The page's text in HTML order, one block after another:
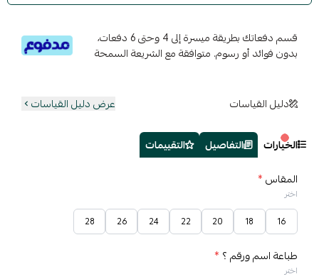
قسم دفعاتك بطريقة ميسرة إلى 4 وحتى 6 دفعات،
بدون فوائد أو رسوم. متوافقة مع الشريعة السمحة
دليل القياسات عرض دليل القياسات
الخيارات التفاصيل
التقييمات
المقاس*
اختر
16
18
20
22
24
26
28
طباعة اسم ورقم ؟ *
اختر